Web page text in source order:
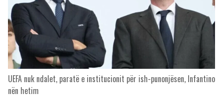
UEFA nuk ndalet, paratë e institucionit për ish-punonjësen, Infantino
nën hetim